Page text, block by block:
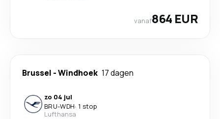
vanaf864 EUR
Brussel -Windhoek 17 dagen
zo 04 jul
BRU-WDH· 1 stop
Lufthansa